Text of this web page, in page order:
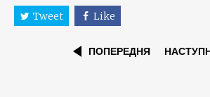
Tweet Like
ПОПЕРЕДНЯ